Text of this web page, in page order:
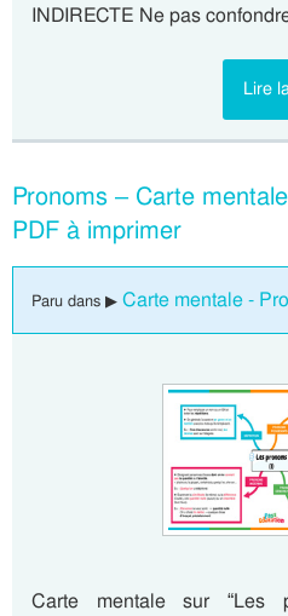
INDIRECTE Ne pas
Lire
Pronoms – Carte
PDF à imprimer
Paru dans ▶ Carte mentale -
Carte mentale sur “Les